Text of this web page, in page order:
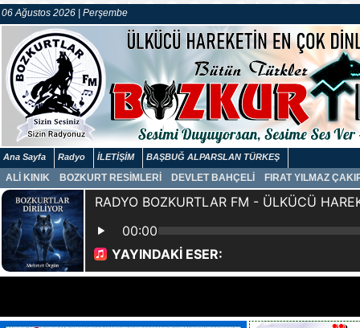
06 Ağustos 2026 | Perşembe
Ana Sayfa Radyo İLETİŞİM BAŞBUĞ ALPARSLAN TÜRKEŞ
ALİ KINIK BOZKURT RESİMLERİ DEVLET BAHÇELİ FIRAT YILMAZ